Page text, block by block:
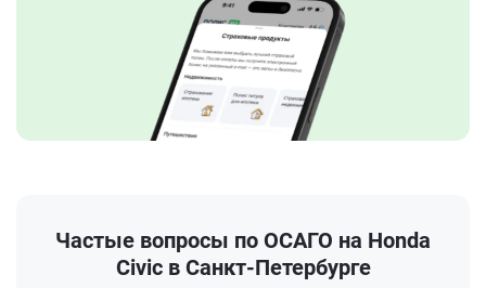
Частые вопросы по ОСАГО на Honda
Civic в Санкт-Петербурге